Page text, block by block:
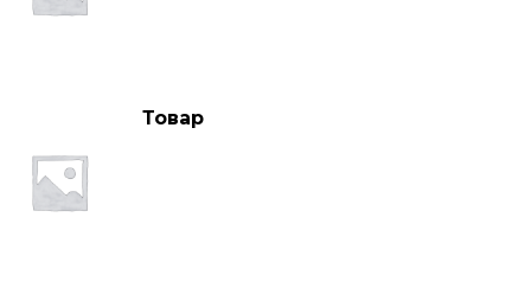
Товар